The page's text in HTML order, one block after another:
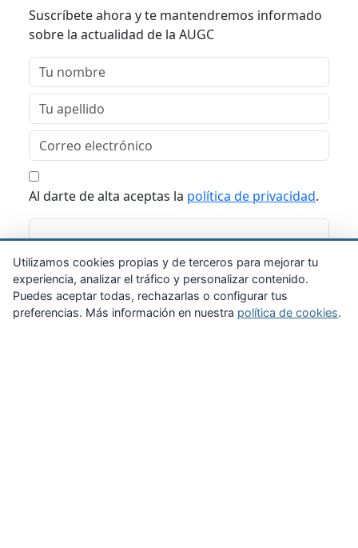
Suscríbete ahora y te mantendremos informado
sobre la actualidad de la AUGC
Al darte de alta aceptas la política de privacidad.
Suscribirme
Utilizamos cookies propias y de terceros para mejorar tu
experiencia, analizar el tráfico y personalizar contenido.
Puedes aceptar todas, rechazarlas o configurar tus
preferencias. Más información en nuestra política de cookies.